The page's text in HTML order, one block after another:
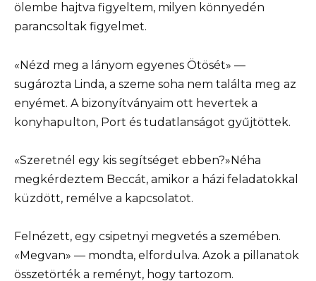
ölembe hajtva figyeltem, milyen könnyedén
parancsoltak figyelmet.
«Nézd meg a lányom egyenes Ötösét» —
sugározta Linda, a szeme soha nem találta meg az
enyémet. A bizonyítványaim ott hevertek a
konyhapulton, Port és tudatlanságot gyűjtöttek.
«Szeretnél egy kis segítséget ebben?»Néha
megkérdeztem Beccát, amikor a házi feladatokkal
küzdött, remélve a kapcsolatot.
Felnézett, egy csipetnyi megvetés a szemében.
«Megvan» — mondta, elfordulva. Azok a pillanatok
összetörték a reményt, hogy tartozom.